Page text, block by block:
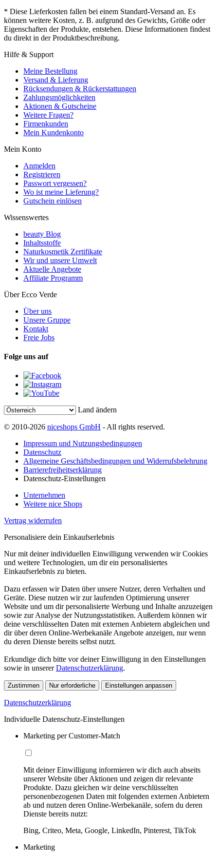
* Diese Lieferkosten fallen bei einem Standard-Versand an. Es
können weitere Kosten, z. B. aufgrund des Gewichts, Größe oder
Eigenschaften der Produkte, entstehen. Diese Informationen findest
du direkt in der Produktbeschreibung.
Hilfe & Support
Meine Bestellung
Versand & Lieferung
Rücksendungen & Rückerstattungen
Zahlungsmöglichkeiten
Aktionen & Gutscheine
Weitere Fragen?
Firmenkunden
Mein Kundenkonto
Mein Konto
Anmelden
Registrieren
Passwort vergessen?
Wo ist meine Lieferung?
Gutschein einlösen
Wissenswertes
beauty Blog
Inhaltsstoffe
Naturkosmetik Zertifikate
Wir und unsere Umwelt
Aktuelle Angebote
Affiliate Programm
Über Ecco Verde
Über uns
Unsere Gruppe
Kontakt
Freie Jobs
Folge uns auf
Land ändern
© 2010-2026 niceshops GmbH - All rights reserved.
Impressum und Nutzungsbedingungen
Datenschutz
Allgemeine Geschäftsbedingungen und Widerrufsbelehrung
Barrierefreiheitserklärung
Datenschutz-Einstellungen
Unternehmen
Weitere nice Shops
Vertrag widerrufen
Personalisiere dein Einkaufserlebnis
Nur mit deiner individuellen Einwilligung verwenden wir Cookies
und weitere Technologien, um dir ein personalisiertes
Einkaufserlebnis zu bieten.
Dazu erfassen wir Daten über unsere Nutzer, deren Verhalten und
Geräte. Diese nutzen wir zur laufenden Optimierung unserer
Website und um dir personalisierte Werbung und Inhalte anzuzeigen
sowie zur Analyse der Nutzungsstatistiken. Außerdem können wir
deine verschlüsselten Daten mit externen Anbietern abgleichen und
dir über deren Online-Werbekanäle Angebote anzeigen, nur wenn
du deren Dienste bereits selbst nutzt.
Erkundige dich bitte vor deiner Einwilligung in den Einstellungen
sowie in unsererDatenschutzerklärung.
Zustimmen Nur erforderliche Einstellungen anpassen
Datenschutzerklärung
Individuelle Datenschutz-Einstellungen
Marketing per Customer-Match
Mit deiner Einwilligung informieren wir dich auch abseits
unserer Website über Aktionen und zeigen dir relevante
Produkte. Dazu gleichen wir deine verschlüsselten
personenbezogenen Daten mit folgenden externen Anbietern
ab und nutzen deren Online-Werbekanäle, sofern du deren
Dienste bereits nutzt:
Bing, Criteo, Meta, Google, LinkedIn, Pinterest, TikTok
Marketing